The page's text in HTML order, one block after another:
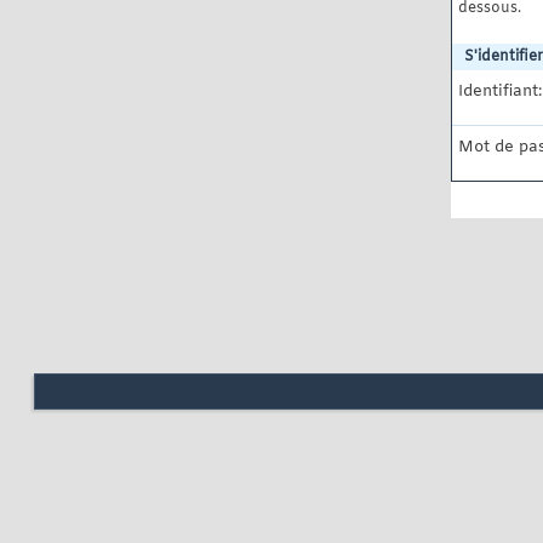
dessous.
S'identifier
Identifiant:
Mot de